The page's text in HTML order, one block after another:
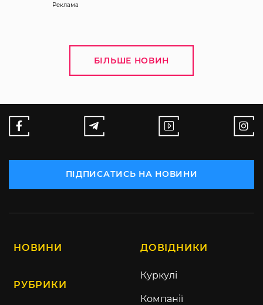
Реклама
БІЛЬШЕ НОВИН
ПІДПИСАТИСЬ НА НОВИНИ
НОВИНИ
РУБРИКИ
ДОВІДНИКИ
Куркулі
Компанії